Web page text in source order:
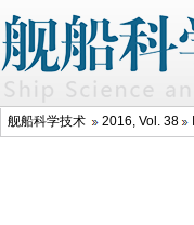
舰船科学技术 2016, Vol. 38